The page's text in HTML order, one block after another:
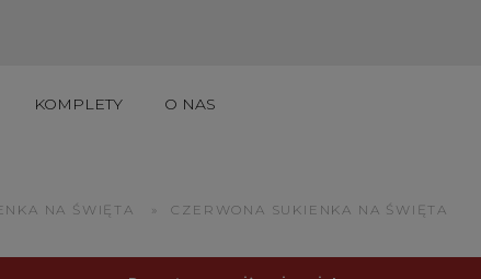
KOMPLETY O NAS
NA ŚWIĘTA » CZERWONA SUKIENKA NA ŚWIĘTA